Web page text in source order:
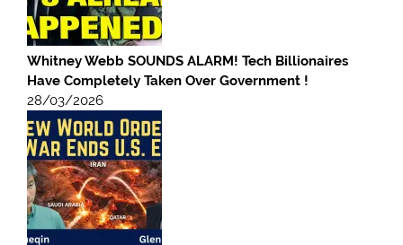
Whitney Webb SOUNDS ALARM! Tech Billionaires
Have Completely Taken Over Government !
28/03/2026